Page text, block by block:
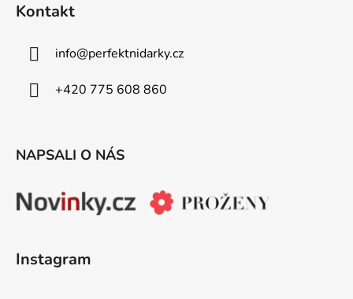
Kontakt
info@perfektnidarky.cz
+420 775 608 860
NAPSALI O NÁS
Instagram